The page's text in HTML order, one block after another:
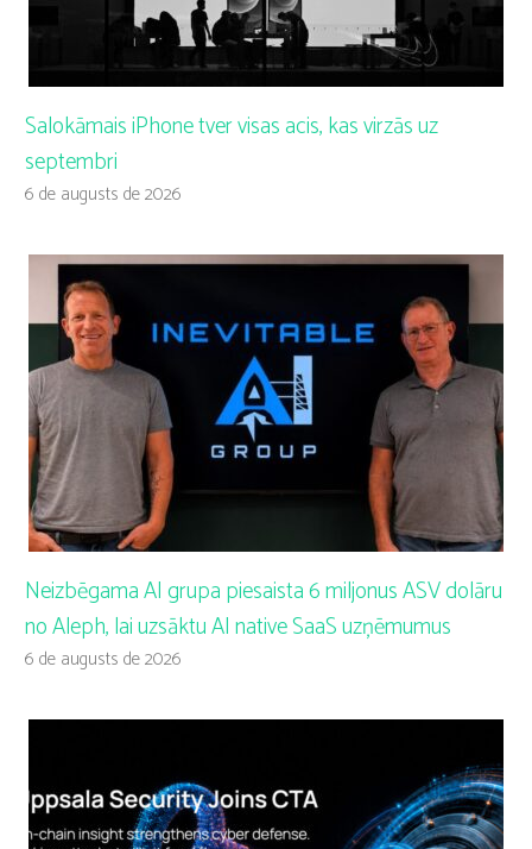
Salokāmais iPhone tver visas acis, kas virzās uz
septembri
6 de augusts de 2026
Neizbēgama AI grupa piesaista 6 miljonus ASV dolāru
no Aleph, lai uzsāktu AI native SaaS uzņēmumus
6 de augusts de 2026